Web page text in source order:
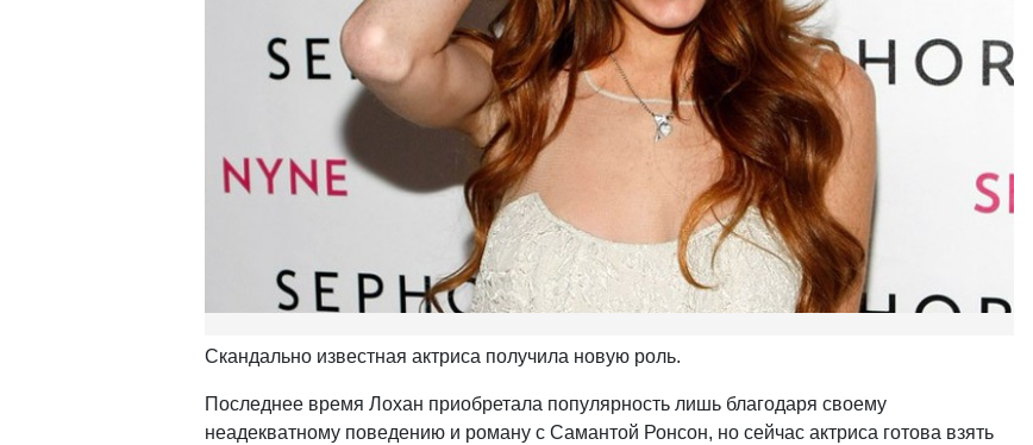
Скандально известная актриса получила новую роль.
Последнее время Лохан приобретала популярность лишь благодаря своему
неадекватному поведению и роману с Самантой Ронсон, но сейчас актриса готова взять